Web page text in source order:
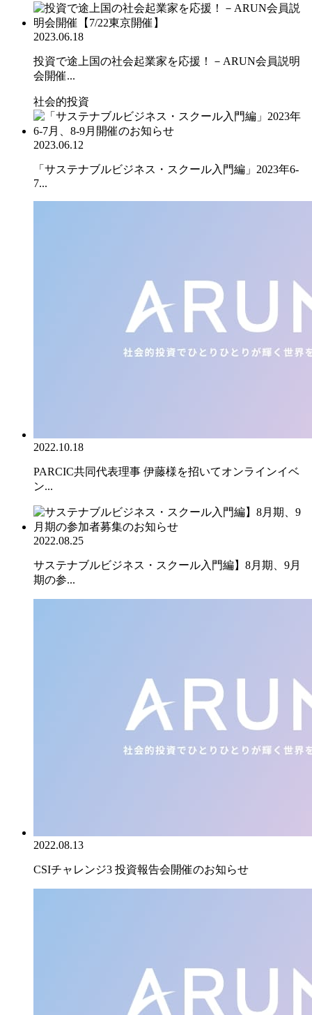
2023.06.18
投資で途上国の社会起業家を応援！－ARUN会員説明
会開催...
社会的投資
2023.06.12
「サステナブルビジネス・スクール入門編」2023年6-
7...
2022.10.18
PARCIC共同代表理事 伊藤様を招いてオンラインイベ
ン...
2022.08.25
サステナブルビジネス・スクール入門編】8月期、9月
期の参...
2022.08.13
CSIチャレンジ3 投資報告会開催のお知らせ